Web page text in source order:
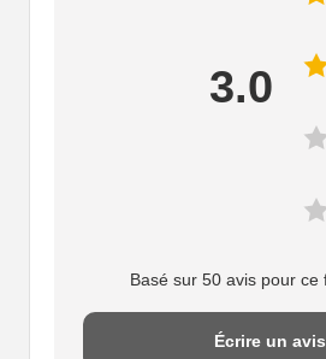
3.0
Basé sur 50 avis pour ce
Écrire un avis